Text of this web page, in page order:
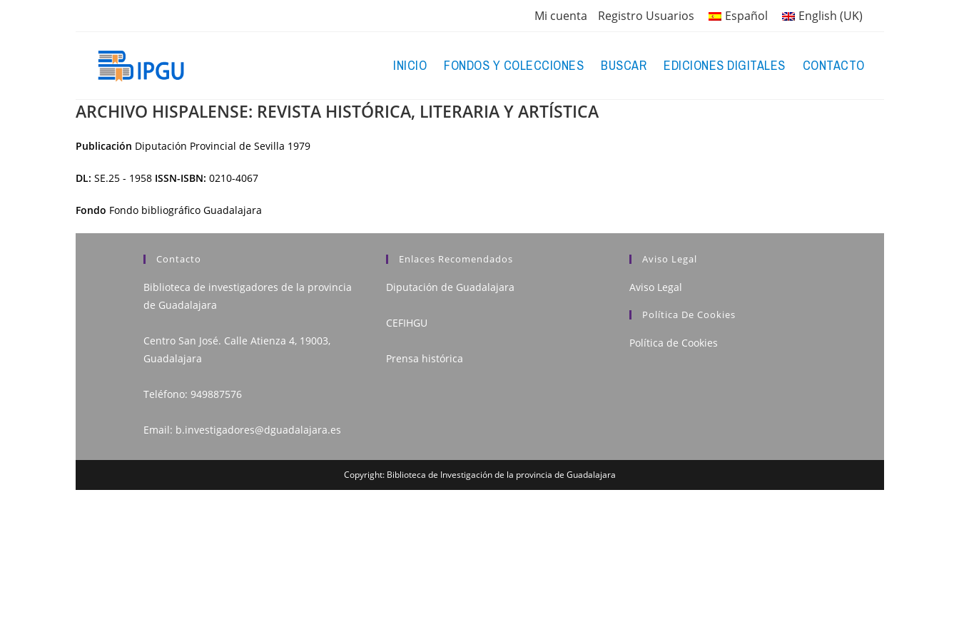
Mi cuenta Registro Usuarios Español English (UK)
INICIO FONDOS Y COLECCIONES BUSCAR EDICIONES DIGITALES CONTACTO
ARCHIVO HISPALENSE: REVISTA HISTÓRICA, LITERARIA Y ARTÍSTICA
Publicación Diputación Provincial de Sevilla 1979
DL: SE.25 - 1958 ISSN-ISBN: 0210-4067
Fondo Fondo bibliográfico Guadalajara
Contacto
Biblioteca de investigadores de la provincia
de Guadalajara
Centro San José. Calle Atienza 4, 19003,
Guadalajara
Teléfono: 949887576
Email: b.investigadores@dguadalajara.es
Enlaces Recomendados
Diputación de Guadalajara
CEFIHGU
Prensa histórica
Aviso Legal
Aviso Legal
Política De Cookies
Política de Cookies
Copyright: Biblioteca de Investigación de la provincia de Guadalajara